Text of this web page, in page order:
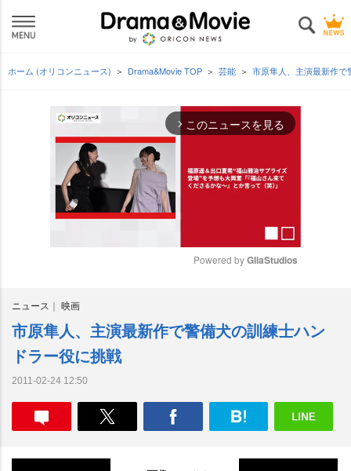
ホーム (オリコンニュース) Drama&Movie TOP 芸能 市原隼人、主演最新作
arrow_forward_ios このニュースを見る
t
e
Powered by GliaStudios
ニュース 映画
市原隼人、主演最新作で警備犬の訓練士ハン
ドラー役に挑戦
2011-02-24 12:50